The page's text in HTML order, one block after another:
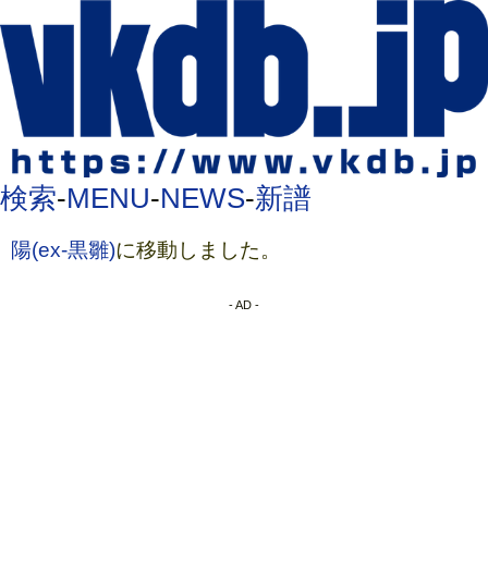
検索-MENU-NEWS-新譜
陽(ex-黒雛)に移動しました。
- AD -